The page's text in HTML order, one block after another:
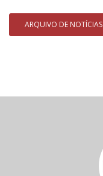
ARQUIVO DE NOTÍCIAS